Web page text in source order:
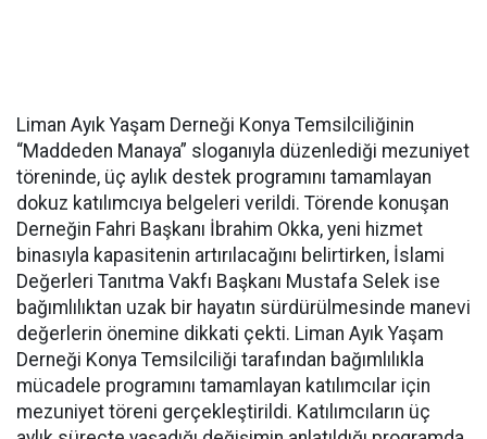
Liman Ayık Yaşam Derneği Konya Temsilciliğinin
“Maddeden Manaya” sloganıyla düzenlediği mezuniyet
töreninde, üç aylık destek programını tamamlayan
dokuz katılımcıya belgeleri verildi. Törende konuşan
Derneğin Fahri Başkanı İbrahim Okka, yeni hizmet
binasıyla kapasitenin artırılacağını belirtirken, İslami
Değerleri Tanıtma Vakfı Başkanı Mustafa Selek ise
bağımlılıktan uzak bir hayatın sürdürülmesinde manevi
değerlerin önemine dikkati çekti. Liman Ayık Yaşam
Derneği Konya Temsilciliği tarafından bağımlılıkla
mücadele programını tamamlayan katılımcılar için
mezuniyet töreni gerçekleştirildi. Katılımcıların üç